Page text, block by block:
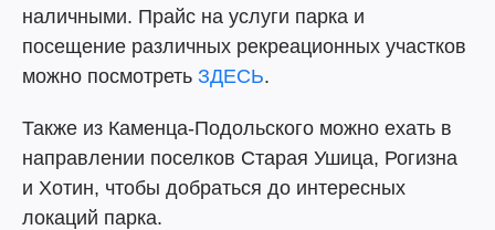
наличными. Прайс на услуги парка и
посещение различных рекреационных участков
можно посмотреть ЗДЕСЬ.
Также из Каменца-Подольского можно ехать в
направлении поселков Старая Ушица, Рогизна
и Хотин, чтобы добраться до интересных
локаций парка.